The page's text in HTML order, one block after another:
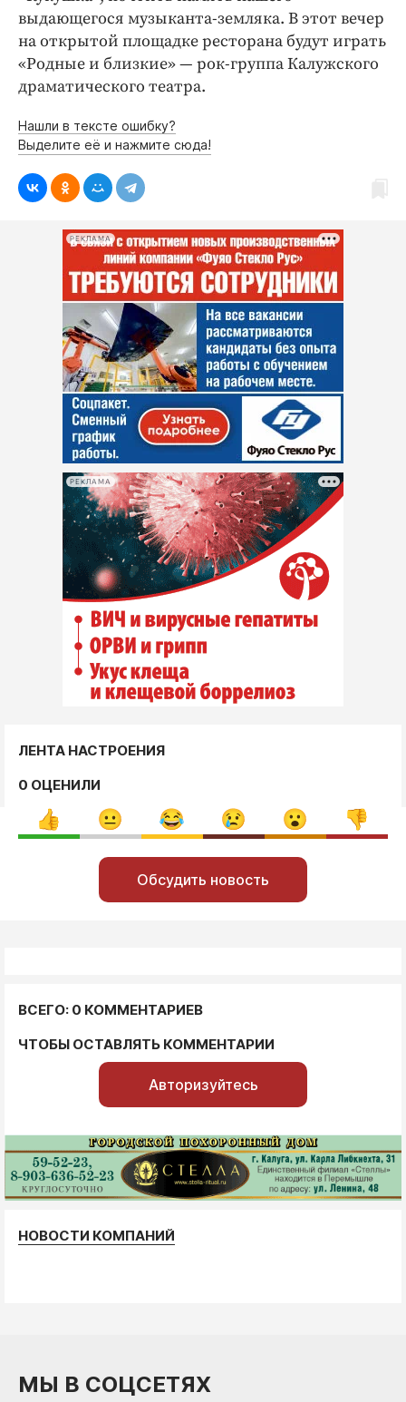
выдающегося музыканта-земляка. В этот вечер
на открытой площадке ресторана будут играть
«Родные и близкие» — рок-группа Калужского
драматического театра.
Нашли в тексте ошибку?
Выделите её и нажмите сюда!
РЕКЛАМА
РЕКЛАМА
ЛЕНТА НАСТРОЕНИЯ
0 ОЦЕНИЛИ
Обсудить новость
ВСЕГО: 0 КОММЕНТАРИЕВ
ЧТОБЫ ОСТАВЛЯТЬ КОММЕНТАРИИ
Авторизуйтесь
НОВОСТИ КОМПАНИЙ
МЫ В СОЦСЕТЯХ